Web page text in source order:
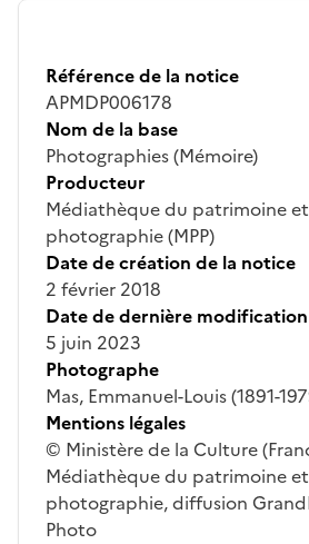
Référence de la notice
APMDP006178
Nom de la base
Photographies (Mémoire)
Producteur
Médiathèque du patrimoine
photographie (MPP)
Date de création de la notice
2 février 2018
Date de dernière
5 juin 2023
Photographe
Mas, Emmanuel-Louis (1891-
Mentions légales
© Ministère de la Culture
Médiathèque du patrimoine
photographie, diffusion
Photo